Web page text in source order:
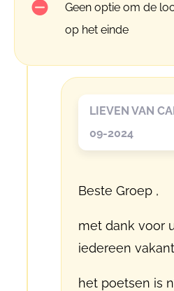
Geen optie om de
op het einde
LIEVEN VAN
09-2024
Beste Groep ,
met dank voor
iedereen
het poetsen is